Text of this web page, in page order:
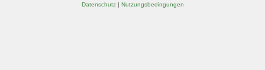
Datenschutz| Nutzungsbedingungen